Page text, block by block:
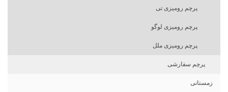
پرچم رومیزی تی
پرچم رومیزی لوگو
پرچم رومیزی ملل
پرچم سفارشی
زمستانی